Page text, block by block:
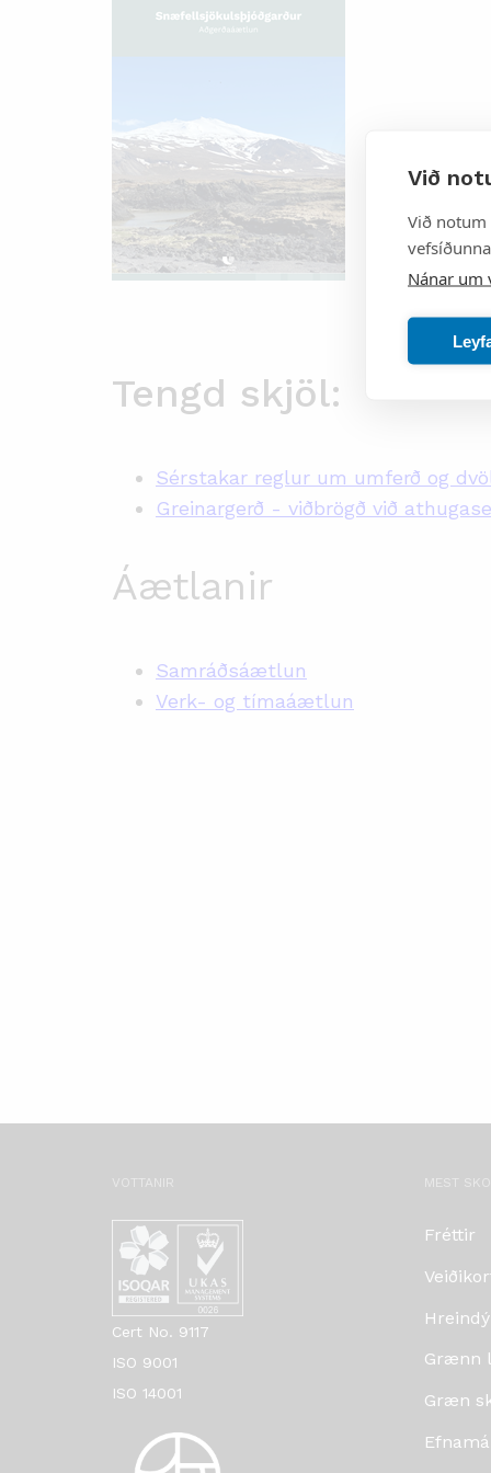
Við
Við
Nánar um
Tengd skjöl:
Sérstakar reglur um umferð og
Greinargerð - viðbrögð við
Áætlanir
Samráðsáætlun
Verk- og tímaáætlun
VOTTANIR
Cert No. 9117
ISO 9001
ISO 14001
MEST
Fréttir
Grænn
Græn